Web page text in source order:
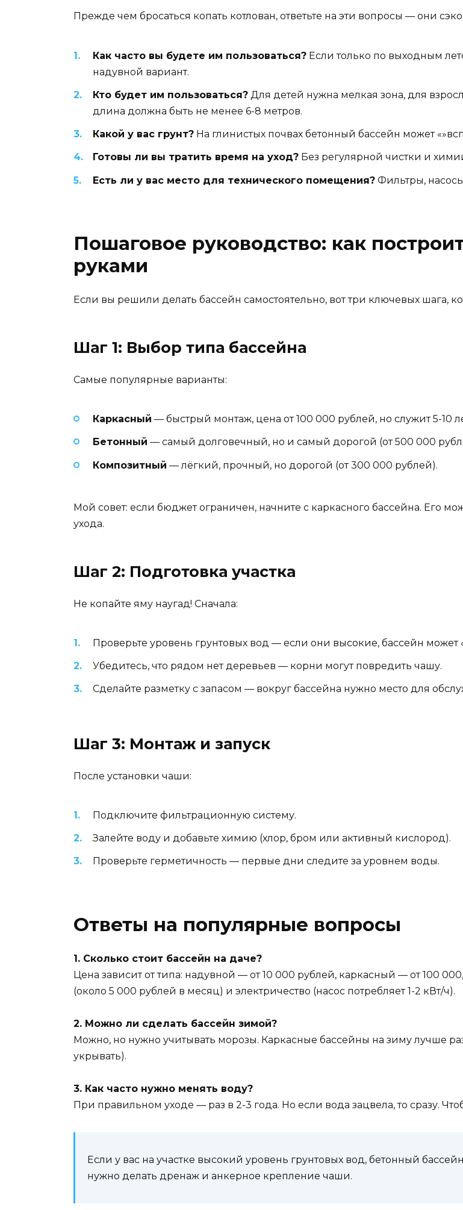
Прежде чем бросаться копать котлован, ответьте на эти вопросы — они
Как часто вы будете им пользоваться? Если только по выходным
надувной вариант.
Кто будет им пользоваться? Для детей нужна мелкая зона, для
длина должна быть не менее 6-8 метров.
Какой у вас грунт? На глинистых почвах бетонный бассейн может
Готовы ли вы тратить время на уход? Без регулярной чистки и
Есть ли у вас место для технического помещения? Фильтры,
Пошаговое руководство: как
руками
Если вы решили делать бассейн самостоятельно, вот три ключевых шага,
Шаг 1: Выбор типа бассейна
Самые популярные варианты:
Каркасный — быстрый монтаж, цена от 100 000 рублей, но служит 5-10
Бетонный — самый долговечный, но и самый дорогой (от 500 000
Композитный — лёгкий, прочный, но дорогой (от 300 000 рублей).
Мой совет: если бюджет ограничен, начните с каркасного бассейна. Его
ухода.
Шаг 2: Подготовка участка
Не копайте яму наугад! Сначала:
Проверьте уровень грунтовых вод — если они высокие, бассейн может
Убедитесь, что рядом нет деревьев — корни могут повредить чашу.
Сделайте разметку с запасом — вокруг бассейна нужно место для
Шаг 3: Монтаж и запуск
После установки чаши:
Подключите фильтрационную систему.
Залейте воду и добавьте химию (хлор, бром или активный кислород).
Проверьте герметичность — первые дни следите за уровнем воды.
Ответы на популярные вопросы
1. Сколько стоит бассейн на даче?
Цена зависит от типа: надувной — от 10 000 рублей, каркасный — от 100
(около 5 000 рублей в месяц) и электричество (насос потребляет 1-2 кВт/ч).
2. Можно ли сделать бассейн зимой?
Можно, но нужно учитывать морозы. Каркасные бассейны на зиму лучше
укрывать).
3. Как часто нужно менять воду?
При правильном уходе — раз в 2-3 года. Но если вода зацвела, то сразу.
Если у вас на участке высокий уровень грунтовых вод, бетонный
нужно делать дренаж и анкерное крепление чаши.